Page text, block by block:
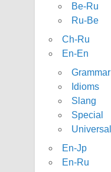
Be-Ru
Ru-Be
Ch-Ru
En-En
Grammar
Idioms
Slang
Special
Universal
En-Jp
En-Ru